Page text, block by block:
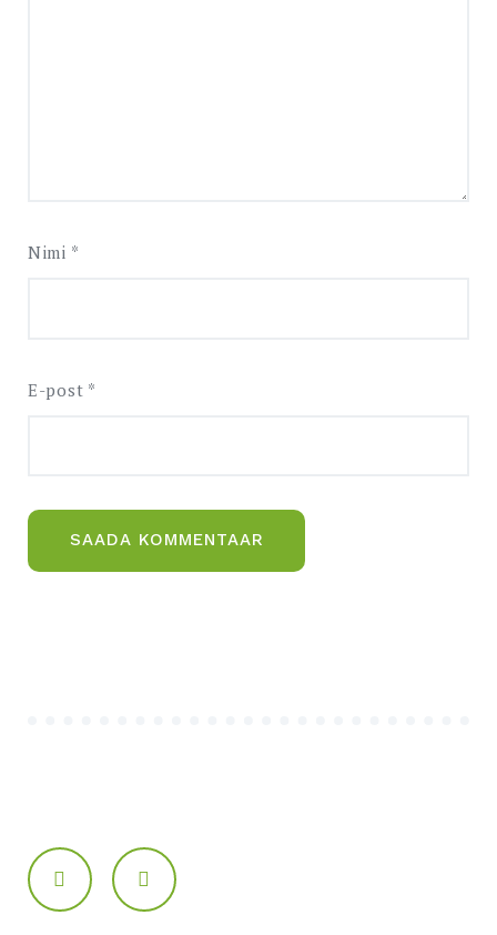
Nimi *
E-post *